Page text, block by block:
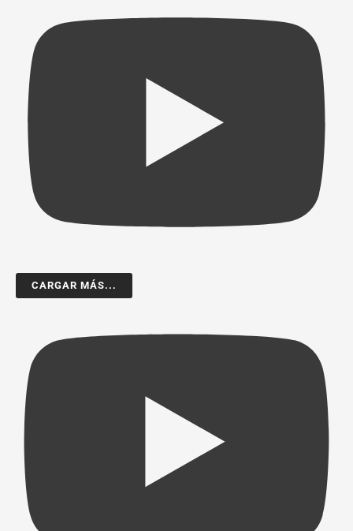
CARGAR MÁS...